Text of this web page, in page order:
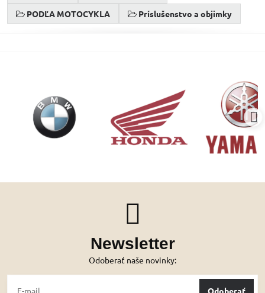
PODĽA MOTOCYKLA
Príslušenstvo a objimky
Newsletter
Odoberať naše novinky:
Odoberať